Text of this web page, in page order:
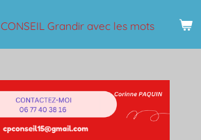
CONSEIL Grandir avec les mots